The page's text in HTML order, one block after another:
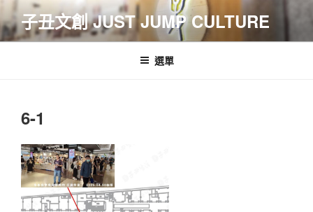
跳
至
主
子丑文創 JUST JUMP CULTURE
選單
6-1